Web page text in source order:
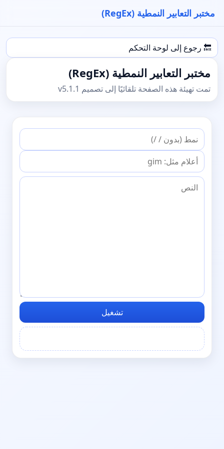
مختبر التعابير النمطية (RegEx)
🔙 رجوع إلى لوحة التحكم
مختبر التعابير النمطية (RegEx)
تمت تهيئة هذه الصفحة تلقائيًا إلى تصميم v5.1.1
تشغيل